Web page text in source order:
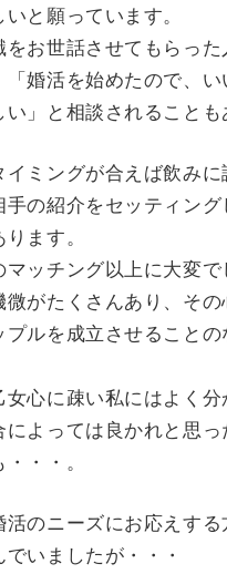
いと願っています。
をお世話させてもらっ
「婚活を始めたので、
」と相談されることも
イミングが合えば飲み
手の紹介をセッティン
ます。
マッチング以上に大変で
微がたくさんあり、その
プルを成立させること
女心に疎い私にはよく
によっては良かれと思
・・。
活のニーズにお応えす
いましたが・・・